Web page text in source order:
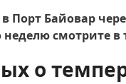
Байовар
смотрите в
о